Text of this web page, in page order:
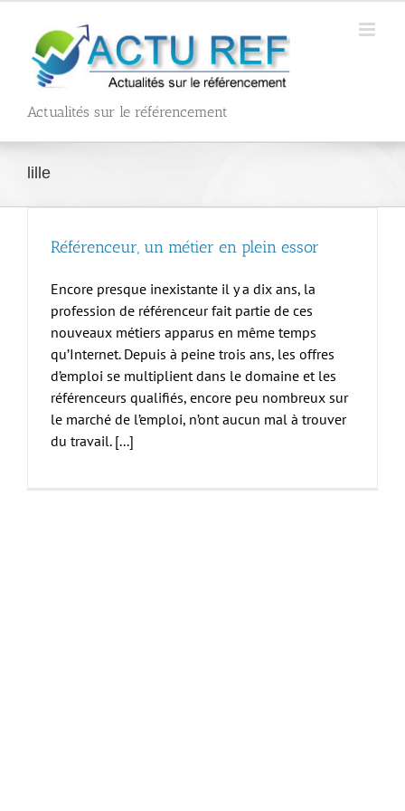
contenu
Actualités sur le référencement
lille
Référenceur, un métier en plein essor
Encore presque inexistante il y a dix ans, la
profession de référenceur fait partie de ces
nouveaux métiers apparus en même temps
qu’Internet. Depuis à peine trois ans, les offres
d’emploi se multiplient dans le domaine et les
référenceurs qualifiés, encore peu nombreux sur
le marché de l’emploi, n’ont aucun mal à trouver
du travail. [...]